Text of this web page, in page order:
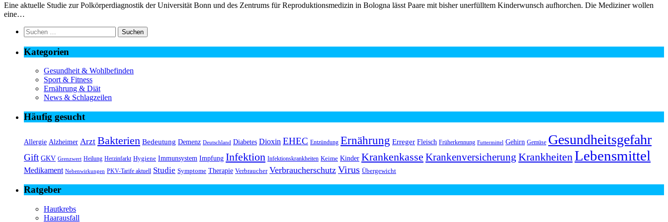
Eine aktuelle Studie zur Polkörperdiagnostik der Universität Bonn und des Zentrums für Reproduktionsmedizin in Bologna lässt Paare mit bisher unerfülltem Kinderwunsch aufhorchen. Die Mediziner wollen
eine…
Suchen
nach:
Kategorien
Gesundheit & Wohlbefinden
Sport & Fitness
Ernährung & Diät
News & Schlagzeilen
Häufig gesucht
Allergie Alzheimer Arzt Bakterien Bedeutung Demenz Deutschland Diabetes Dioxin EHEC Entzündung Ernährung Erreger Fleisch Früherkennung Futtermittel Gehirn Gemüse Gesundheitsgefahr
Gift GKV Grenzwert Heilung Herzinfarkt Hygiene Immunsystem Impfung Infektion Infektionskrankheiten Keime Kinder Krankenkasse Krankenversicherung Krankheiten Lebensmittel
Medikament Nebenwirkungen PKV-Tarife aktuell Studie Symptome Therapie Verbraucher Verbraucherschutz Virus Übergewicht
Ratgeber
Hautkrebs
Haarausfall